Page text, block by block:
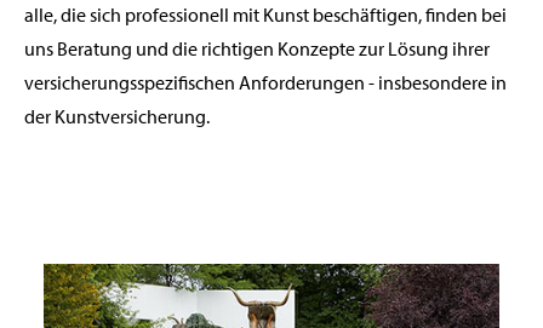
alle, die sich professionell mit Kunst beschäftigen, finden bei
uns Beratung und die richtigen Konzepte zur Lösung ihrer
versicherungsspezifischen Anforderungen - insbesondere in
der Kunstversicherung.